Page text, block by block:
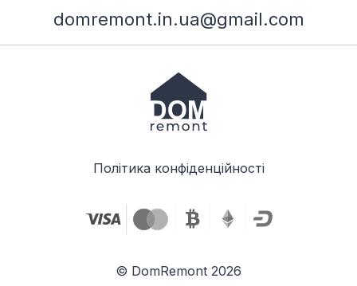
domremont.in.ua@gmail.com
Політика конфіденційності
© DomRemont 2026